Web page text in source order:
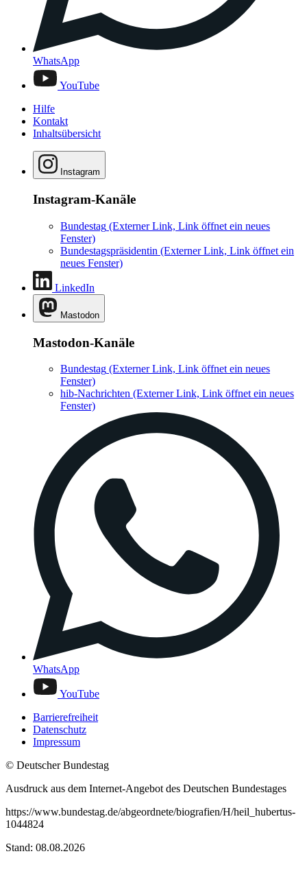
WhatsApp
YouTube
Hilfe
Kontakt
Inhaltsübersicht
Instagram
Instagram-Kanäle
Bundestag (Externer Link, Link öffnet ein neues
Fenster)
Bundestagspräsidentin (Externer Link, Link öffnet ein
neues Fenster)
LinkedIn
Mastodon
Mastodon-Kanäle
Bundestag (Externer Link, Link öffnet ein neues
Fenster)
hib-Nachrichten (Externer Link, Link öffnet ein neues
Fenster)
WhatsApp
YouTube
Barrierefreiheit
Datenschutz
Impressum
© Deutscher Bundestag
Ausdruck aus dem Internet-Angebot des Deutschen Bundestages
https://www.bundestag.de/abgeordnete/biografien/H/heil_hubertus-
1044824
Stand: 08.08.2026